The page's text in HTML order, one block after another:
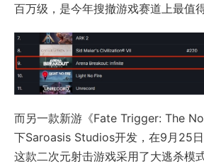
百万级，是今年搜撤游戏赛道上最值
而另一款新游《Fate Trigger: The
下Saroasis Studios开发，在9月25
这款二次元射击游戏采用了大逃杀模